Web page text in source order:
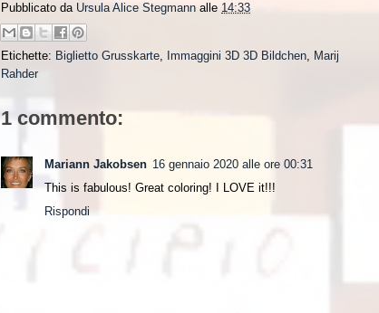
Pubblicato da Ursula Alice Stegmann alle 14:33
Etichette: Biglietto Grusskarte Immaggini 3D 3D Bildchen Marij
Rahder
1 commento:
Mariann Jakobsen 16 gennaio 2020 alle ore 00:31
This is fabulous! Great coloring! I LOVE it!!!
Rispondi